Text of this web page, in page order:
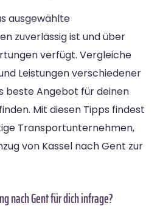
ausgewählte
zuverlässig ist und über
verfügt. Vergleiche
Leistungen verschiedener
beste Angebot für deinen
Mit diesen Tipps findest
Transportunternehmen,
von Kassel nach Gent zur
nach Gent für dich infrage?